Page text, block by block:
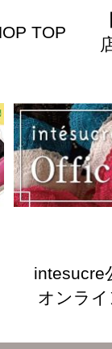
TOP
intesucre
オンラ